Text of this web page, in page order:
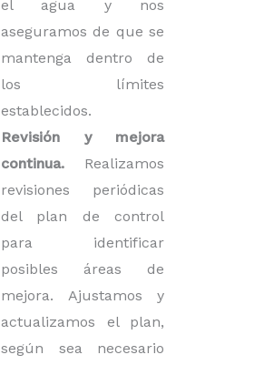
el agua y nos
aseguramos de que se
mantenga dentro de
los límites
establecidos.
Revisión y mejora
continua. Realizamos
revisiones periódicas
del plan de control
para identificar
posibles áreas de
mejora. Ajustamos y
actualizamos el plan,
según sea necesario